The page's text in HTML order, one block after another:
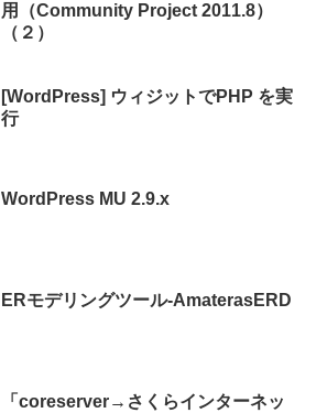
用（Community Project 2011.8）
（２）
[WordPress] ウィジットでPHP を実
行
WordPress MU 2.9.x
ERモデリングツール-AmaterasERD
「coreserver→さくらインターネッ